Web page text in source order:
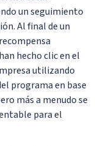
un seguimiento
Al final de un
hecho clic en el
utilizando
programa en base
más a menudo se
para el